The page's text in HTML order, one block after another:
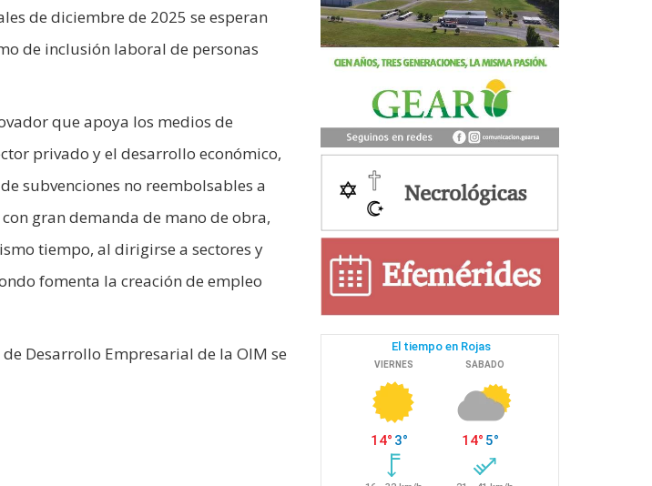
de diciembre de 2025 se esperan
de inclusión laboral de personas
que apoya los medios de
privado y el desarrollo económico,
subvenciones no reembolsables a
gran demanda de mano de obra,
tiempo, al dirigirse a sectores y
fomenta la creación de empleo
Desarrollo Empresarial de la OIM se